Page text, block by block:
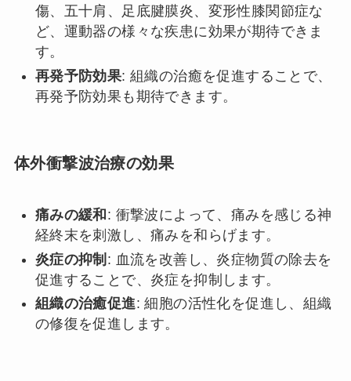
傷、五十肩、足底腱膜炎、変形性膝関節症な
ど、運動器の様々な疾患に効果が期待できま
す。
再発予防効果: 組織の治癒を促進することで、
再発予防効果も期待できます。
体外衝撃波治療の効果
痛みの緩和 : 衝撃波によって、痛みを感じる神
経終末を刺激し、痛みを和らげます。
炎症の抑制 : 血流を改善し、炎症物質の除去を
促進することで、炎症を抑制します。
組織の治癒促進: 細胞の活性化を促進し、組織
の修復を促進します。